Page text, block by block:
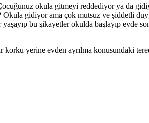
okula gitmeyi reddediyor ya da
gidiyor ama çok mutsuz ve şiddetli
yaşayıp bu şikayetler okulda başlayıp evde
yerine evden ayrılma konusundaki